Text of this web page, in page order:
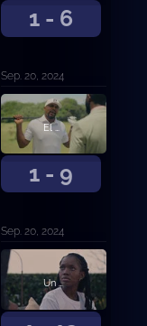
1 - 6
Sep. 20, 2024
1 - 9
El aniversario
Sep. 20, 2024
Un pacto con el diablo